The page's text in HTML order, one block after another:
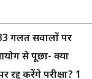
गलत सवालों पर
से पूछा- क्या
करेंगे परीक्षा? 1